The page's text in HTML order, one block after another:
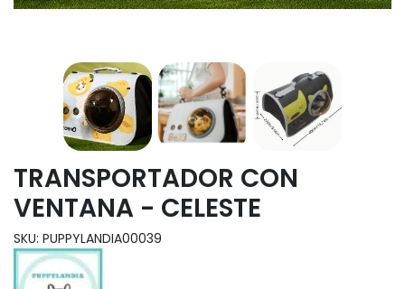
TRANSPORTADOR CON
VENTANA - CELESTE
SKU: PUPPYLANDIA00039